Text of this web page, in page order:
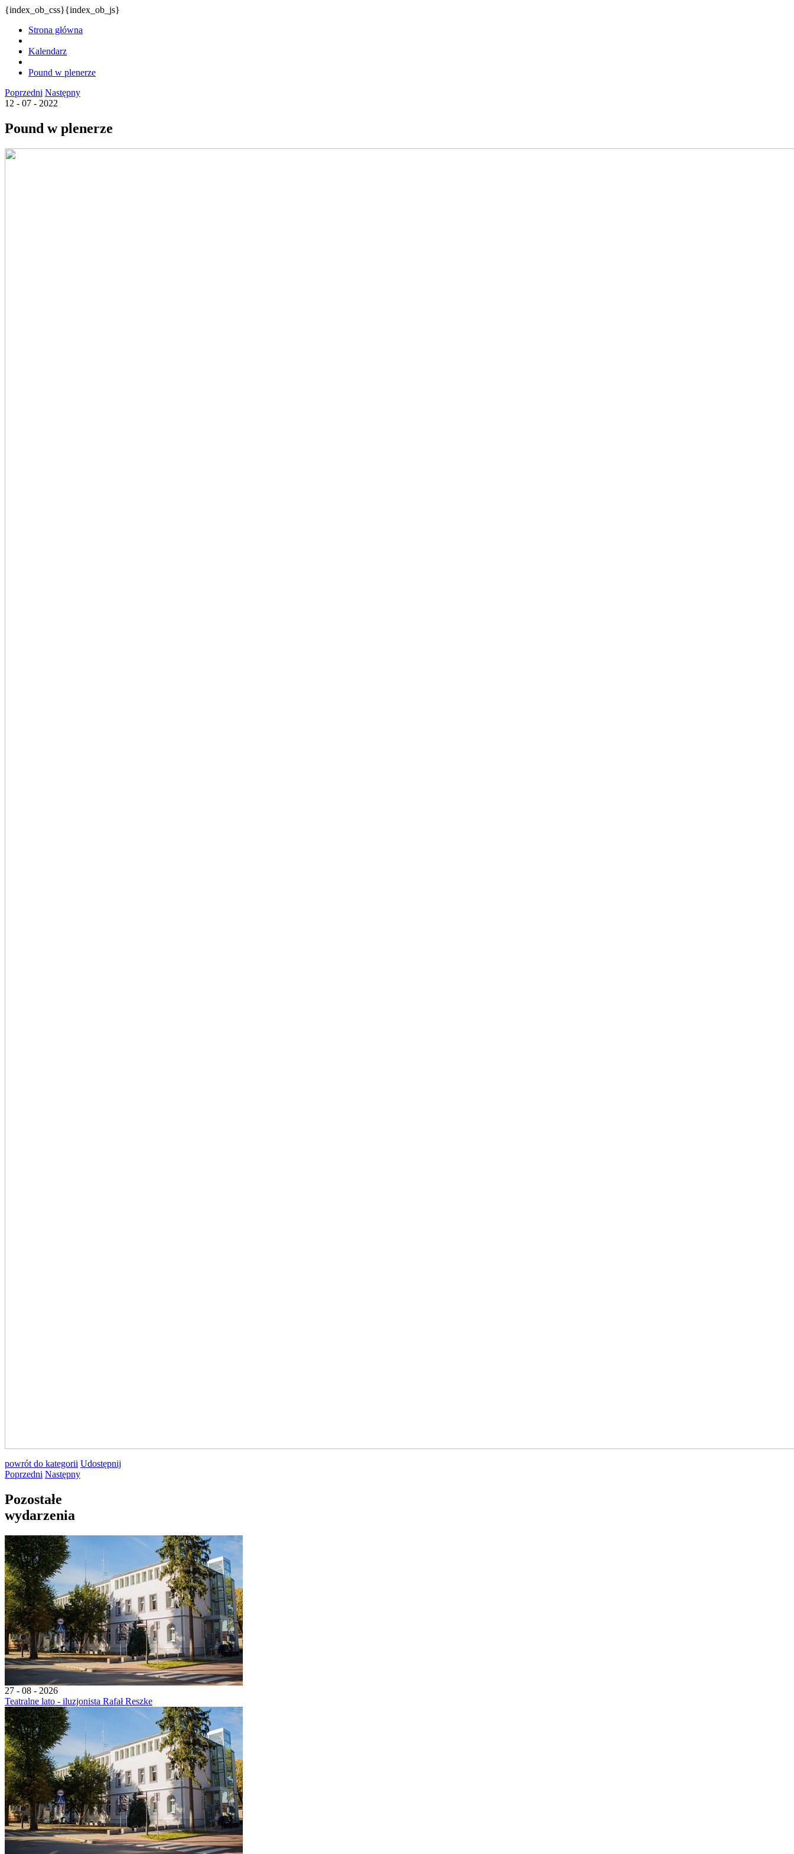
{index_ob_css}{index_ob_js}
Strona główna
Kalendarz
Pound w plenerze
Poprzedni Następny
12 - 07 - 2022
Pound w plenerze
powrót do kategorii Udostępnij
Poprzedni Następny
Pozostałe
wydarzenia
27 - 08 - 2026
Teatralne lato - iluzjonista Rafał Reszke